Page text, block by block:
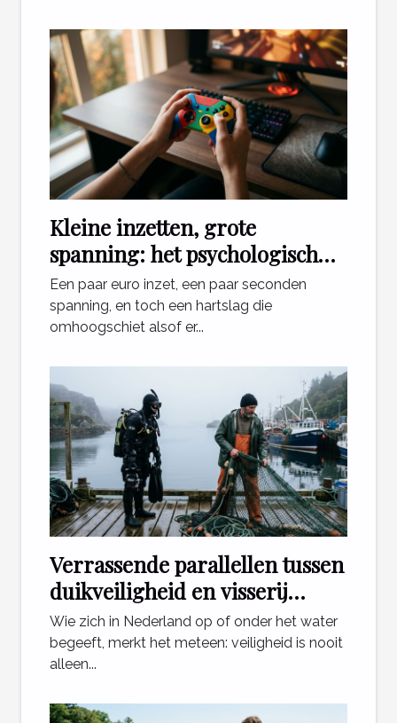
Kleine inzetten, grote
spanning: het psychologisch
effect van mini games
Een paar euro inzet, een paar seconden
spanning, en toch een hartslag die
omhoogschiet alsof er...
Verrassende parallellen tussen
duikveiligheid en visserij
regelgeving
Wie zich in Nederland op of onder het water
begeeft, merkt het meteen: veiligheid is nooit
alleen...